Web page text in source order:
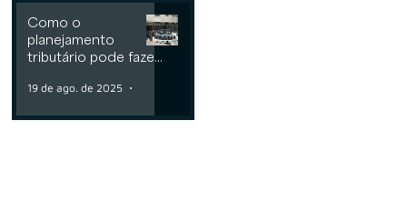
Como o
planejamento
tributário pode fazer
Consultorias ou
19 de ago. de 2025